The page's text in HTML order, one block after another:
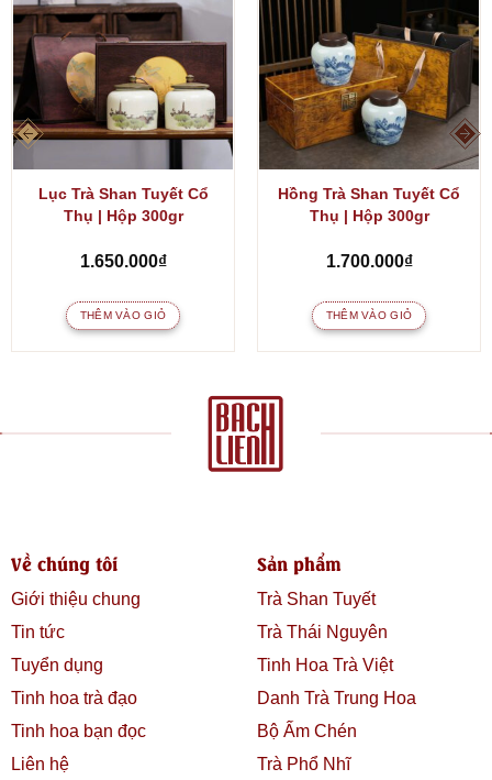
Lục Trà Shan Tuyết Cổ
Thụ | Hộp 300gr
1.650.000₫
THÊM VÀO GIỎ
Hồng Trà Shan Tuyết Cổ
Thụ | Hộp 300gr
1.700.000₫
THÊM VÀO GIỎ
Về chúng tôi
Giới thiệu chung
Tin tức
Tuyển dụng
Tinh hoa trà đạo
Tinh hoa bạn đọc
Liên hệ
Sản phẩm
Trà Shan Tuyết
Trà Thái Nguyên
Tinh Hoa Trà Việt
Danh Trà Trung Hoa
Bộ Ấm Chén
Trà Phổ Nhĩ